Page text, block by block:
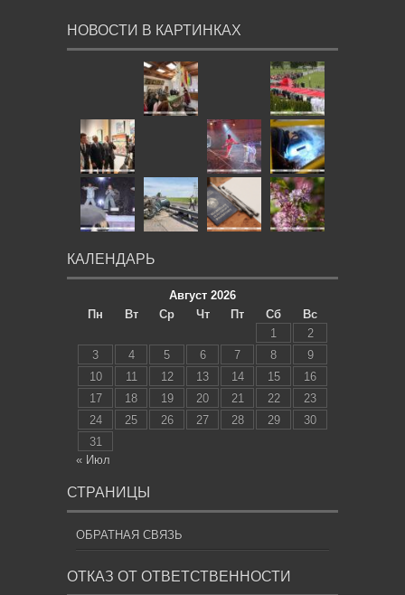
НОВОСТИ В КАРТИНКАХ
КАЛЕНДАРЬ
Август 2026
Пн
Вт Ср Чт Пт Сб
Вс
1
2
3
4 5 6 7 8
9
10
11 12 13 14 15
16
17
18 19 20 21 22
23
24
25 26 27 28 29
30
31
« Июл
СТРАНИЦЫ
ОБРАТНАЯ СВЯЗЬ
ОТКАЗ ОТ ОТВЕТСТВЕННОСТИ